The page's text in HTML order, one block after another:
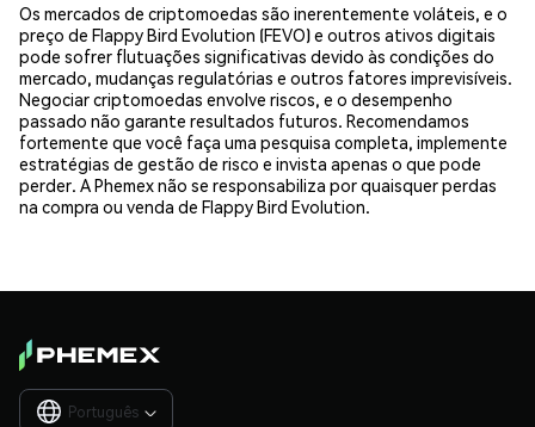
Os mercados de criptomoedas são inerentemente voláteis, e o
preço de Flappy Bird Evolution (FEVO) e outros ativos digitais
pode sofrer flutuações significativas devido às condições do
mercado, mudanças regulatórias e outros fatores imprevisíveis.
Negociar criptomoedas envolve riscos, e o desempenho
passado não garante resultados futuros. Recomendamos
fortemente que você faça uma pesquisa completa, implemente
estratégias de gestão de risco e invista apenas o que pode
perder. A Phemex não se responsabiliza por quaisquer perdas
na compra ou venda de Flappy Bird Evolution.
Português 